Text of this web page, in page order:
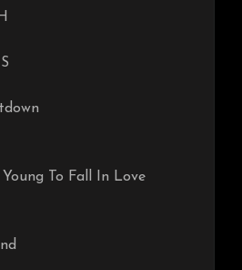
To Fall In Love